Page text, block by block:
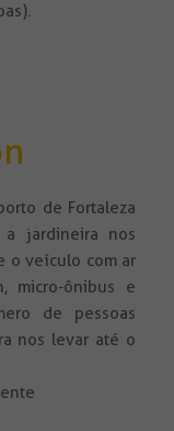
de Fortaleza
a jardineira nos
o veículo com ar
micro-ônibus e
de pessoas
nos levar até o